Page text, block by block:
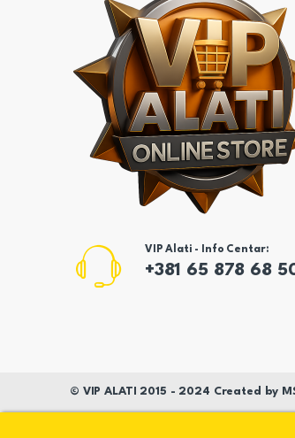
VIP Alati - Info Centar:
+381 65 878 68
© VIP ALATI 2015 - 2024 Created by